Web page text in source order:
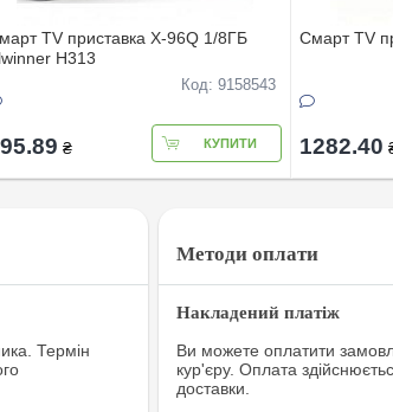
TV приставка X-96Q 1/8ГБ
H313
Код: 9158543
₴ КУПИТИ
Смарт TV
1282.40
Термін
Методи оплати
Накладений платіж
Ви можете оплатити
кур'єру. Оплата
доставки.